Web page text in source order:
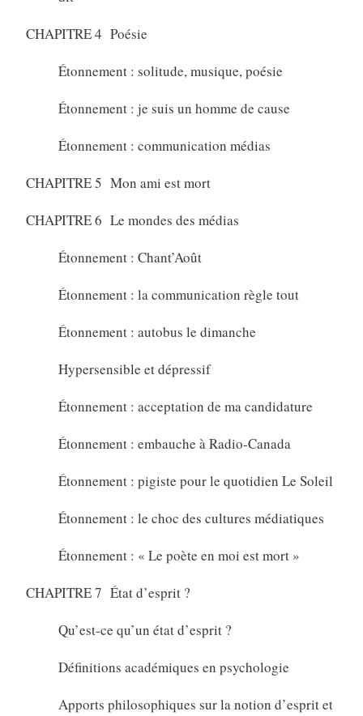
CHAPITRE 4 Poésie
Étonnement : solitude, musique, poésie
Étonnement : je suis un homme de cause
Étonnement : communication médias
CHAPITRE 5 Mon ami est mort
CHAPITRE 6 Le mondes des médias
Étonnement : Chant’Août
Étonnement : la communication règle tout
Étonnement : autobus le dimanche
Hypersensible et dépressif
Étonnement : acceptation de ma candidature
Étonnement : embauche à Radio-Canada
Étonnement : pigiste pour le quotidien Le Soleil
Étonnement : le choc des cultures médiatiques
Étonnement : « Le poète en moi est mort »
CHAPITRE 7 État d’esprit ?
Qu’est-ce qu’un état d’esprit ?
Définitions académiques en psychologie
Apports philosophiques sur la notion d’esprit et